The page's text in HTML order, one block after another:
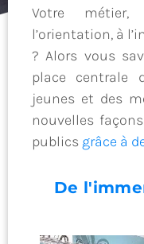
Votre métier,
l’orientation, à
? Alors vous
place centrale
jeunes et des
nouvelles
publics grâce à
De